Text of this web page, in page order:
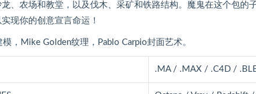
、农场和教堂，以及伐木、采矿和铁路结构。魔鬼在这个包的
现你的创意宣言命运！
，Mike Golden纹理，Pablo Carpio封面艺术。
.MA / .MAX / .C4D /